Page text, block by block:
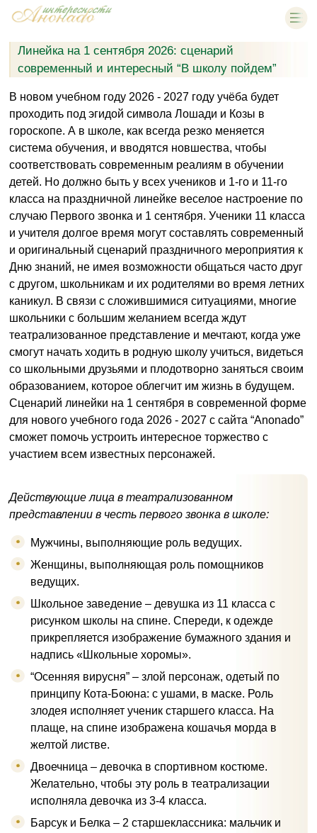
Линейка на 1 сентября 2026: сценарий
современный и интересный “В школу пойдем”
В новом учебном году 2026 - 2027 году учёба будет
проходить под эгидой символа Лошади и Козы в
гороскопе. А в школе, как всегда резко меняется
система обучения, и вводятся новшества, чтобы
соответствовать современным реалиям в обучении
детей. Но должно быть у всех учеников и 1-го и 11-го
класса на праздничной линейке веселое настроение по
случаю Первого звонка и 1 сентября. Ученики 11 класса
и учителя долгое время могут составлять современный
и оригинальный сценарий праздничного мероприятия к
Дню знаний, не имея возможности общаться часто друг
с другом, школьникам и их родителями во время летних
каникул. В связи с сложившимися ситуациями, многие
школьники с большим желанием всегда ждут
театрализованное представление и мечтают, когда уже
смогут начать ходить в родную школу учиться, видеться
со школьными друзьями и плодотворно заняться своим
образованием, которое облегчит им жизнь в будущем.
Сценарий линейки на 1 сентября в современной форме
для нового учебного года 2026 - 2027 с сайта “Anonado”
сможет помочь устроить интересное торжество с
участием всем известных персонажей.
Действующие лица в театрализованном
представлении в честь первого звонка в школе:
Мужчины, выполняющие роль ведущих.
Женщины, выполняющая роль помощников
ведущих.
Школьное заведение – девушка из 11 класса с
рисунком школы на спине. Спереди, к одежде
прикрепляется изображение бумажного здания и
надпись «Школьные хоромы».
“Осенняя вирусня” – злой персонаж, одетый по
принципу Кота-Боюна: с ушами, в маске. Роль
злодея исполняет ученик старшего класса. На
плаще, на спине изображена кошачья морда в
желтой листве.
Двоечница – девочка в спортивном костюме.
Желательно, чтобы эту роль в театрализации
исполняла девочка из 3-4 класса.
Барсук и Белка – 2 старшеклассника: мальчик и